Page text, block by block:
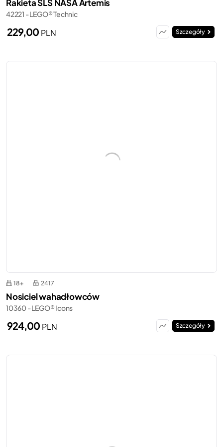
Rakieta SLS NASA Artemis
42221 - LEGO® Technic
229,00 PLN Szczegóły
18+ 2417
Nosiciel wahadłowców
10360 - LEGO® Icons
924,00 PLN Szczegóły